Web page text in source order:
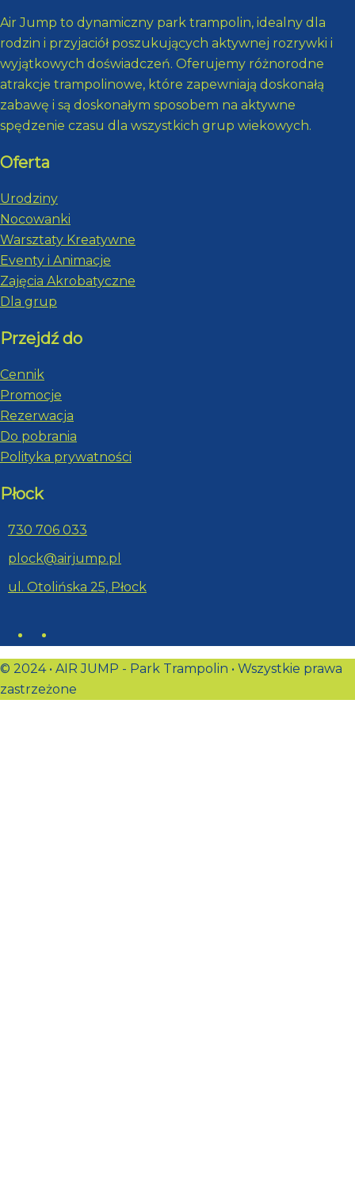
Air Jump to dynamiczny park trampolin, idealny dla
rodzin i przyjaciół poszukujących aktywnej rozrywki i
wyjątkowych doświadczeń. Oferujemy różnorodne
atrakcje trampolinowe, które zapewniają doskonałą
zabawę i są doskonałym sposobem na aktywne
spędzenie czasu dla wszystkich grup wiekowych.
Oferta
Urodziny
Nocowanki
Warsztaty Kreatywne
Eventy i Animacje
Zajęcia Akrobatyczne
Dla grup
Przejdź do
Cennik
Promocje
Rezerwacja
Do pobrania
Polityka prywatności
Płock
730 706 033
plock@airjump.pl
ul. Otolińska 25, Płock
© 2024 • AIR JUMP - Park Trampolin • Wszystkie prawa
zastrzeżone